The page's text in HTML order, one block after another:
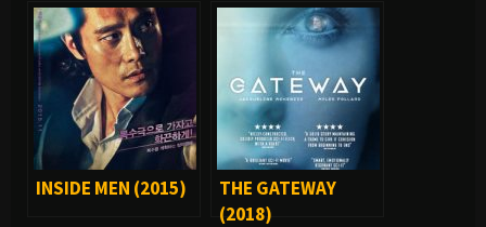
INSIDE MEN (2015)
THE GATEWAY
(2018)